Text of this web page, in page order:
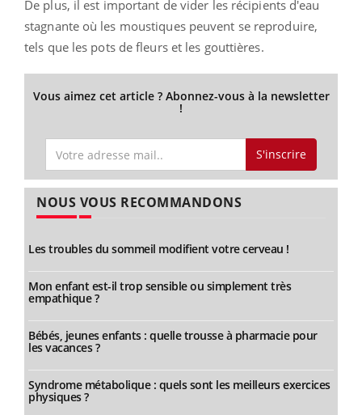
De plus, il est important de vider les récipients d'eau
stagnante où les moustiques peuvent se reproduire,
tels que les pots de fleurs et les gouttières.
Vous aimez cet article ? Abonnez-vous à la newsletter
!
S'inscrire
NOUS VOUS RECOMMANDONS
Les troubles du sommeil modifient votre cerveau !
Mon enfant est-il trop sensible ou simplement très
empathique ?
Bébés, jeunes enfants : quelle trousse à pharmacie pour
les vacances ?
Syndrome métabolique : quels sont les meilleurs exercices
physiques ?